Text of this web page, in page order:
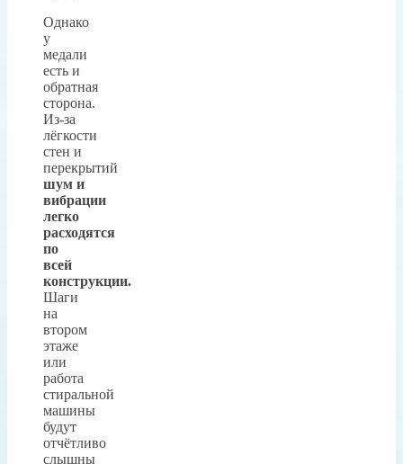
Однако
у
медали
есть и
обратная
сторона.
Из-за
лёгкости
стен и
перекрытий
шум и
вибрации
легко
расходятся
по
всей
конструкции.
Шаги
на
втором
этаже
или
работа
стиральной
машины
будут
отчётливо
слышны